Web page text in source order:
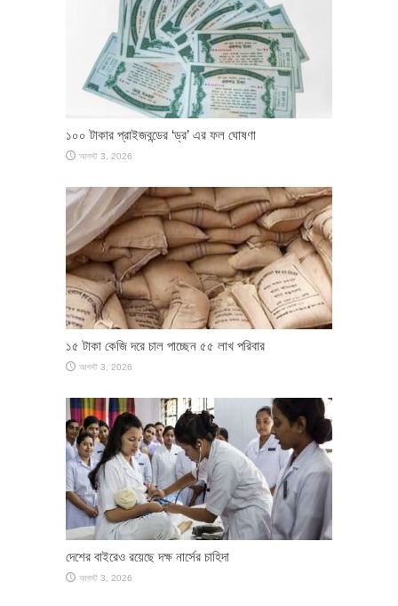
১০০ টাকার প্রাইজবন্ডের ‘ড্র’ এর ফল ঘোষণা
আগস্ট 3, 2026
১৫ টাকা কেজি দরে চাল পাচ্ছেন ৫৫ লাখ পরিবার
আগস্ট 3, 2026
দেশের বাইরেও রয়েছে দক্ষ নার্সের চাহিদা
আগস্ট 3, 2026